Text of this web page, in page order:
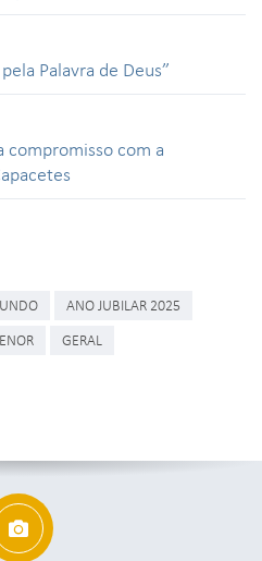
Palavra de Deus”
compromisso com a
ANO JUBILAR 2025
GERAL